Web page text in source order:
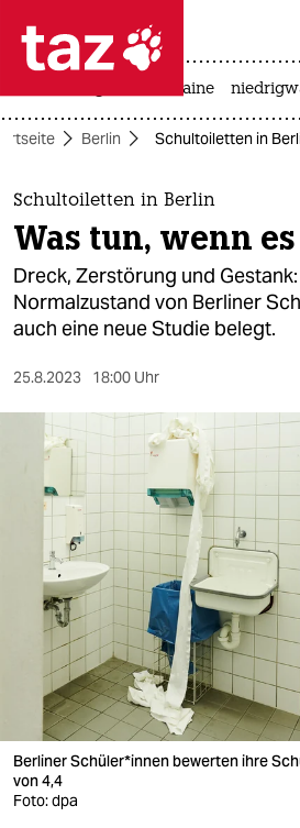
 taz zahl ich
taz zahl ich
themen
politik
öko
sport
berlin
nord
wahrheit
verlag
verlag
veranstaltungen
shop
fragen & hilfe
krieg in der ukraine
Berlin Schultoiletten in
Schultoiletten in Berlin
Was tun, wenn
Dreck, Zerstörung und
Normalzustand von Berliner
auch eine neue Studie belegt.
25.8.2023 18:00 Uhr
Berliner Schü­le­r*in­nen bewerten ihre
von 4,4
Foto: dpa